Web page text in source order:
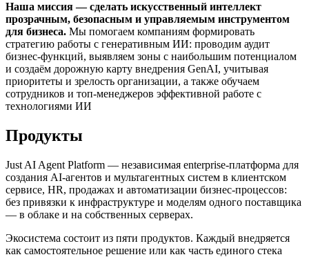
Наша миссия — сделать искусственный интеллект
прозрачным, безопасным и управляемым инструментом
для бизнеса. Мы помогаем компаниям формировать
стратегию работы с генеративным ИИ: проводим аудит
бизнес-функций, выявляем зоны с наибольшим потенциалом
и создаём дорожную карту внедрения GenAI, учитывая
приоритеты и зрелость организации, а также обучаем
сотрудников и топ-менеджеров эффективной работе с
технологиями ИИ
Продукты
Just AI Agent Platform — независимая enterprise-платформа для
создания AI-агентов и мультагентных систем в клиентском
сервисе, HR, продажах и автоматизации бизнес-процессов:
без привязки к инфраструктуре и моделям одного поставщика
— в облаке и на собственных серверах.
Экосистема состоит из пяти продуктов. Каждый внедряется
как самостоятельное решение или как часть единого стека